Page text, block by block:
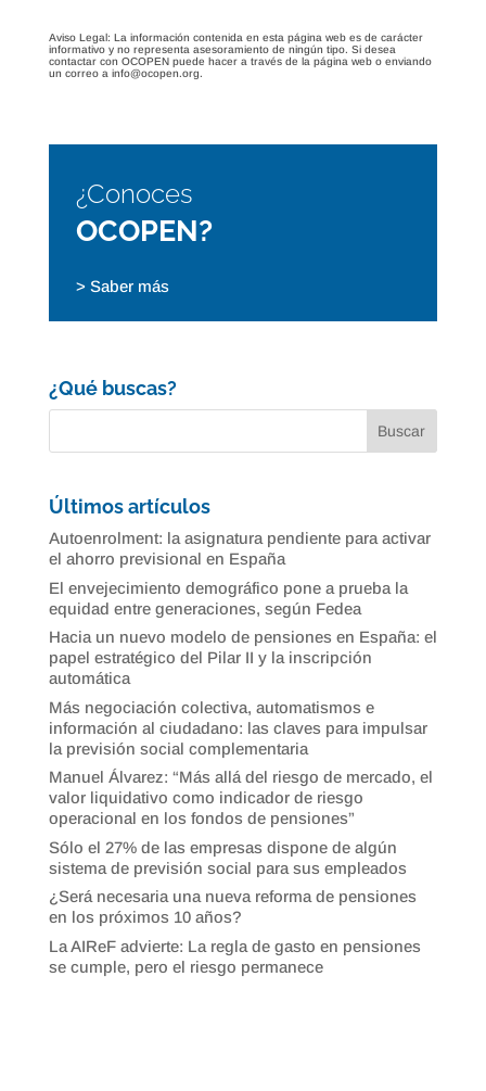
Aviso Legal: La información contenida en esta página web es de carácter
informativo y no representa asesoramiento de ningún tipo. Si desea
contactar con OCOPEN puede hacer a través de la página web o enviando
un correo a info@ocopen.org.
¿Conoces
OCOPEN?
> Saber más
¿Qué buscas?
Últimos artículos
Autoenrolment: la asignatura pendiente para activar
el ahorro previsional en España
El envejecimiento demográfico pone a prueba la
equidad entre generaciones, según Fedea
Hacia un nuevo modelo de pensiones en España: el
papel estratégico del Pilar II y la inscripción
automática
Más negociación colectiva, automatismos e
información al ciudadano: las claves para impulsar
la previsión social complementaria
Manuel Álvarez: “Más allá del riesgo de mercado, el
valor liquidativo como indicador de riesgo
operacional en los fondos de pensiones”
Sólo el 27% de las empresas dispone de algún
sistema de previsión social para sus empleados
¿Será necesaria una nueva reforma de pensiones
en los próximos 10 años?
La AIReF advierte: La regla de gasto en pensiones
se cumple, pero el riesgo permanece